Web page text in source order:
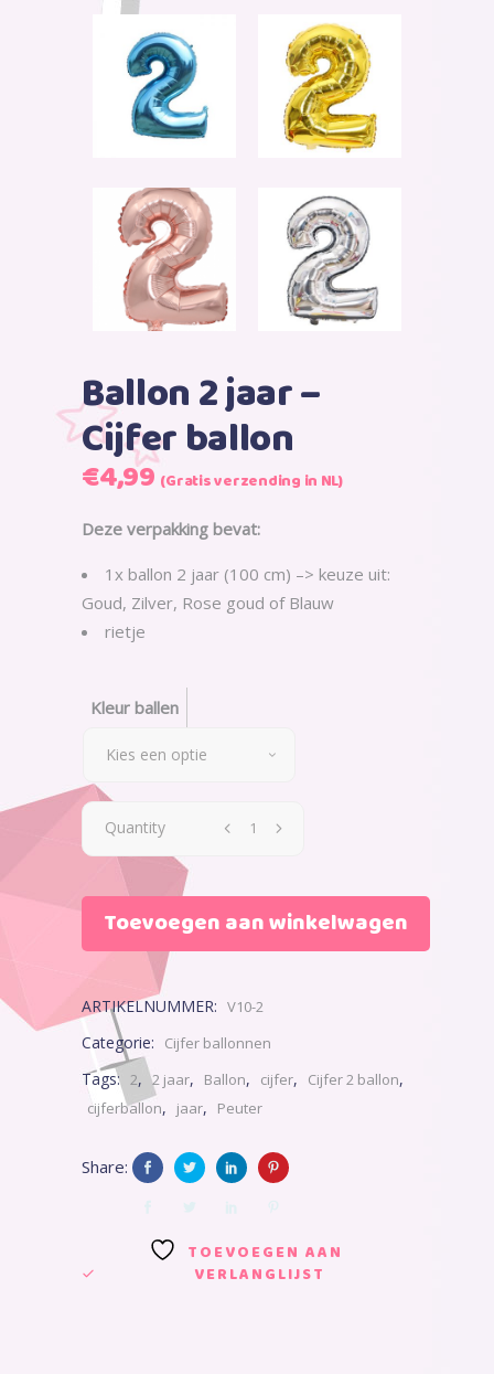
Ballon 2 jaar –
Cijfer ballon
€4,99 (Gratis verzending in NL)
Deze verpakking bevat:
1x ballon 2 jaar (100 cm) –> keuze uit:
Goud, Zilver, Rose goud of Blauw
rietje
Kleur ballen
Kies een optie
Quantity
Toevoegen aan winkelwagen
ARTIKELNUMMER: V10-2
Categorie: Cijfer ballonnen
Tags: 2, 2 jaar, Ballon, cijfer, Cijfer 2 ballon,
cijferballon, jaar, Peuter
Share:
TOEVOEGEN AAN
VERLANGLIJST